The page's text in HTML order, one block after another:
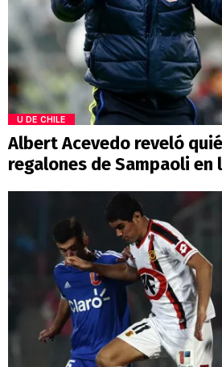
U DE CHILE
Albert Acevedo reveló
regalones de Sampaoli en